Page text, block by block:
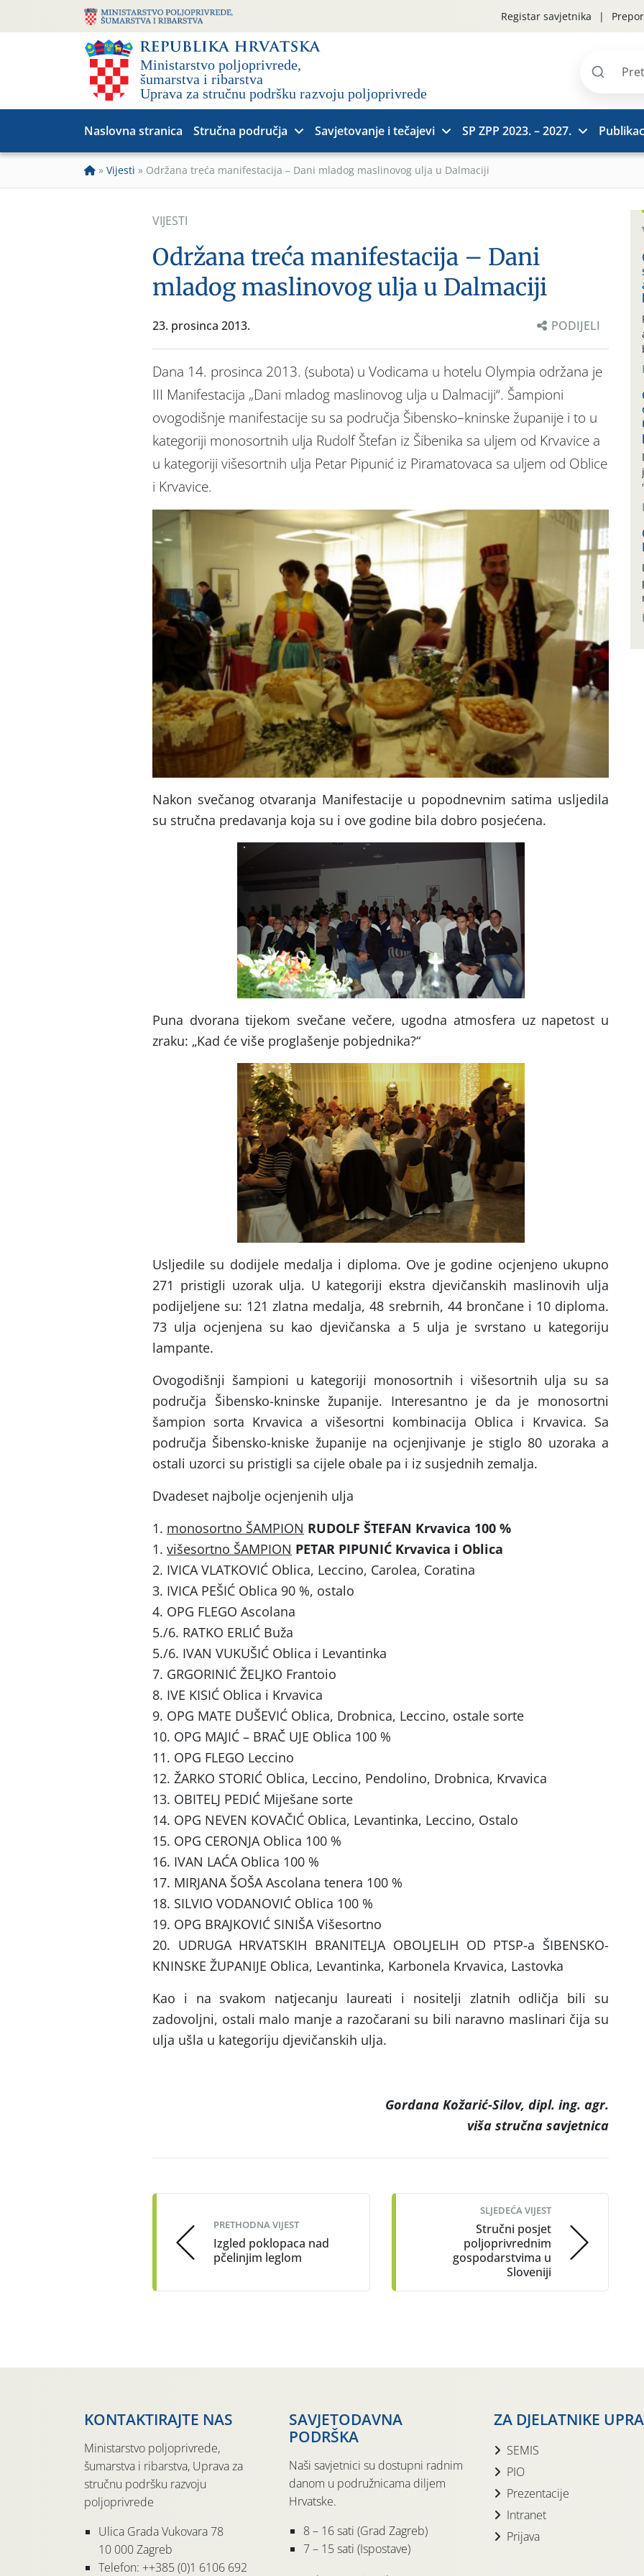
Registar savjetnika
Pretraži
Naslovna stranica Stručna područja Savjetovanje i tečajevi SP ZPP 2023. – 2027.
» Vijesti » Održana treća manifestacija – Dani mladog maslinovog ulja u Dalmaciji
VIJESTI
Održana treća manifestacija – Dani
mladog maslinovog ulja u Dalmaciji
23. prosinca 2013. PODIJELI
Dana 14. prosinca 2013. (subota) u Vodicama u hotelu Olympia održana je
III Manifestacija „Dani mladog maslinovog ulja u Dalmaciji“. Šampioni
ovogodišnje manifestacije su sa područja Šibensko–kninske županije i to u
kategoriji monosortnih ulja Rudolf Štefan iz Šibenika sa uljem od Krvavice a
u kategoriji višesortnih ulja Petar Pipunić iz Piramatovaca sa uljem od Oblice
i Krvavice.
Nakon svečanog otvaranja Manifestacije u popodnevnim satima usljedila
su stručna predavanja koja su i ove godine bila dobro posjećena.
Puna dvorana tijekom svečane večere, ugodna atmosfera uz napetost u
zraku: „Kad će više proglašenje pobjednika?“
Usljedile su dodijele medalja i diploma. Ove je godine ocjenjeno ukupno
271 pristigli uzorak ulja. U kategoriji ekstra djevičanskih maslinovih ulja
podijeljene su: 121 zlatna medalja, 48 srebrnih, 44 brončane i 10 diploma.
73 ulja ocjenjena su kao djevičanska a 5 ulja je svrstano u kategoriju
lampante.
Ovogodišnji šampioni u kategoriji monosortnih i višesortnih ulja su sa
područja Šibensko-kninske županije. Interesantno je da je monosortni
šampion sorta Krvavica a višesortni kombinacija Oblica i Krvavica. Sa
područja Šibensko-kniske županije na ocjenjivanje je stiglo 80 uzoraka a
ostali uzorci su pristigli sa cijele obale pa i iz susjednih zemalja.
Dvadeset najbolje ocjenjenih ulja
1. monosortno ŠAMPION RUDOLF ŠTEFAN Krvavica 100 %
1. višesortno ŠAMPION PETAR PIPUNIĆ Krvavica i Oblica
2. IVICA VLATKOVIĆ Oblica, Leccino, Carolea, Coratina
3. IVICA PEŠIĆ Oblica 90 %, ostalo
4. OPG FLEGO Ascolana
5./6. RATKO ERLIĆ Buža
5./6. IVAN VUKUŠIĆ Oblica i Levantinka
7. GRGORINIĆ ŽELJKO Frantoio
8. IVE KISIĆ Oblica i Krvavica
9. OPG MATE DUŠEVIĆ Oblica, Drobnica, Leccino, ostale sorte
10. OPG MAJIĆ – BRAČ UJE Oblica 100 %
11. OPG FLEGO Leccino
12. ŽARKO STORIĆ Oblica, Leccino, Pendolino, Drobnica, Krvavica
13. OBITELJ PEDIĆ Miješane sorte
14. OPG NEVEN KOVAČIĆ Oblica, Levantinka, Leccino, Ostalo
15. OPG CERONJA Oblica 100 %
16. IVAN LAĆA Oblica 100 %
17. MIRJANA ŠOŠA Ascolana tenera 100 %
18. SILVIO VODANOVIĆ Oblica 100 %
19. OPG BRAJKOVIĆ SINIŠA Višesortno
20. UDRUGA HRVATSKIH BRANITELJA OBOLJELIH OD PTSP-a ŠIBENSKO-
KNINSKE ŽUPANIJE Oblica, Levantinka, Karbonela Krvavica, Lastovka
Kao i na svakom natjecanju laureati i nositelji zlatnih odličja bili su
zadovoljni, ostali malo manje a razočarani su bili naravno maslinari čija su
ulja ušla u kategoriju djevičanskih ulja.
Gordana Kožarić-Silov, dipl. ing. agr.
viša stručna savjetnica
navigation
PRETHODNA VIJEST
Izgled poklopaca nad
pčelinjim leglom
SLJEDEĆA VIJEST
Stručni posjet
poljoprivrednim
gospodarstvima u
Sloveniji
KONTAKTIRAJTE NAS
Ministarstvo poljoprivrede,
šumarstva i ribarstva, Uprava za
stručnu podršku razvoju
poljoprivrede
Ulica Grada Vukovara 78
10 000 Zagreb
Telefon: ++385 (0)1 6106 692
SAVJETODAVNA
PODRŠKA
Naši savjetnici su dostupni radnim
danom u podružnicama diljem
Hrvatske.
8 – 16 sati (Grad Zagreb)
7 – 15 sati (Ispostave)
ZA DJELATNIKE
SEMIS
PIO
Prezentacije
Intranet
Prijava